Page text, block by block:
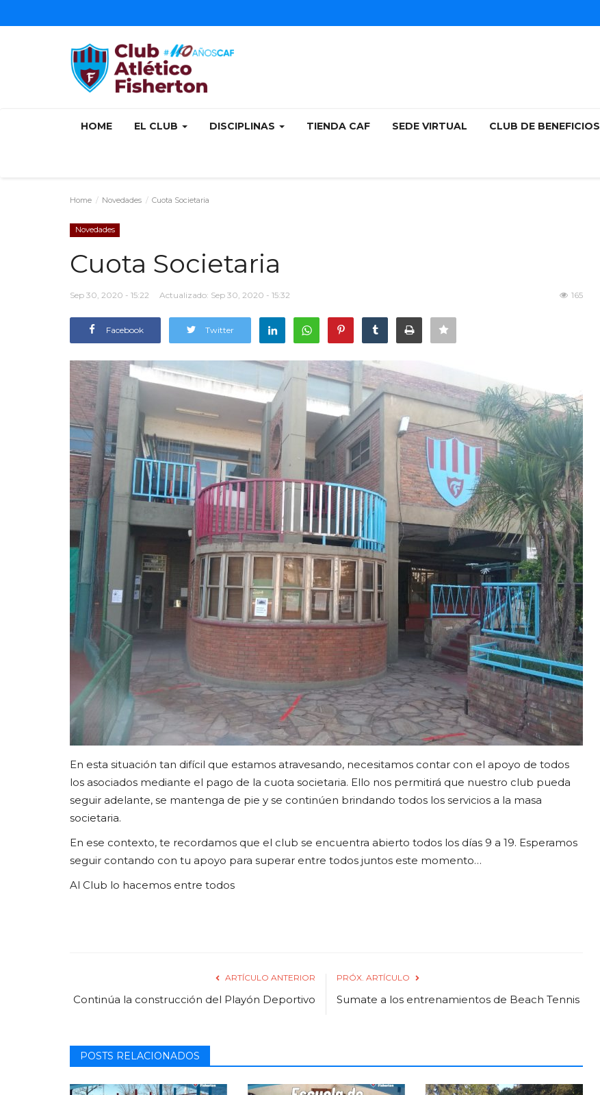
HOME EL CLUB DISCIPLINAS TIENDA CAF SEDE VIRTUAL CLUB DE BENEFICIOS
Home Novedades Cuota Societaria
Novedades
Cuota Societaria
Sep 30, 2020 - 15:22 Actualizado: Sep 30, 2020 - 15:32 165
Facebook Twitter
En esta situación tan difícil que estamos atravesando, necesitamos contar con el apoyo de todos
los asociados mediante el pago de la cuota societaria. Ello nos permitirá que nuestro club pueda
seguir adelante, se mantenga de pie y se continúen brindando todos los servicios a la masa
societaria.
En ese contexto, te recordamos que el club se encuentra abierto todos los días 9 a 19. Esperamos
seguir contando con tu apoyo para superar entre todos juntos este momento…
Al Club lo hacemos entre todos
ARTÍCULO ANTERIOR
Continúa la construcción del Playón Deportivo
PRÓX. ARTÍCULO
Sumate a los entrenamientos de Beach Tennis
POSTS RELACIONADOS